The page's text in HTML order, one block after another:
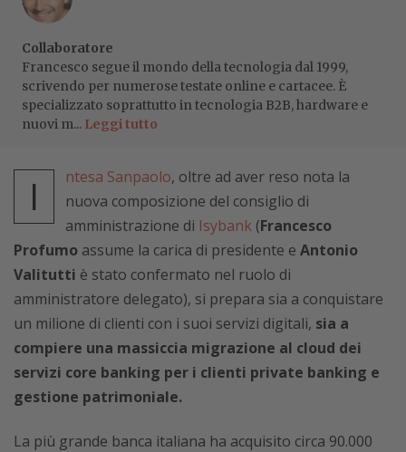
Collaboratore
Francesco segue il mondo della tecnologia dal 1999,
scrivendo per numerose testate online e cartacee. È
specializzato soprattutto in tecnologia B2B, hardware e
nuovi m... Leggi tutto
I ntesa Sanpaolo, oltre ad aver reso nota la
nuova composizione del consiglio di
amministrazione di Isybank (Francesco
Profumo assume la carica di presidente e Antonio
Valitutti è stato confermato nel ruolo di
amministratore delegato), si prepara sia a conquistare
un milione di clienti con i suoi servizi digitali, sia a
compiere una massiccia migrazione al cloud dei
servizi core banking per i clienti private banking e
gestione patrimoniale.
La più grande banca italiana ha acquisito circa 90.000